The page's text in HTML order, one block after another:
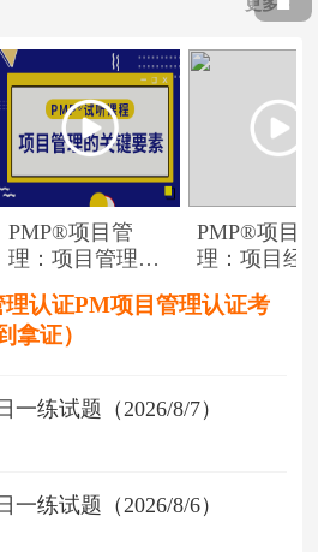
PMP®项目管
理：项目管理的
PMP®项目
理：项目经
理认证PM项目管理认证考
拿证）
练试题（2026/8/7）
练试题（2026/8/6）